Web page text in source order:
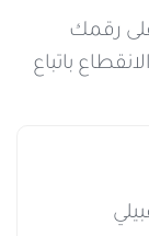
رقمك
الانقطاع باتباع